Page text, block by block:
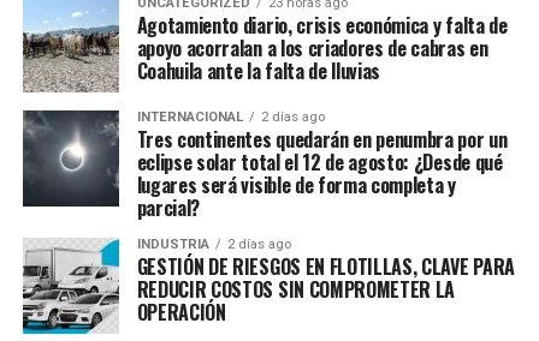
Agotamiento diario, crisis económica y falta de
apoyo acorralan a los criadores de cabras en
Coahuila ante la falta de lluvias
INTERNACIONAL 2 días ago
Tres continentes quedarán en penumbra por un
eclipse solar total el 12 de agosto: ¿Desde qué
lugares será visible de forma completa y
parcial?
INDUSTRIA 2 días ago
GESTIÓN DE RIESGOS EN FLOTILLAS, CLAVE PARA
REDUCIR COSTOS SIN COMPROMETER LA
OPERACIÓN